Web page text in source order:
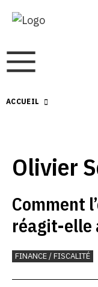
ACCUEIL
Olivier
Comment
réagit-elle
prix ?
FINANCE / FISCALITÉ